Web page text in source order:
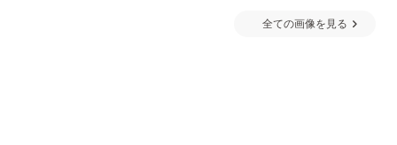
全ての画像を見る